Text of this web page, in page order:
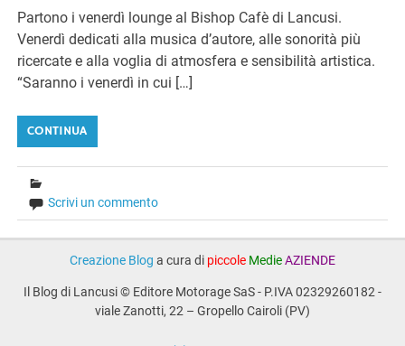
Partono i venerdì lounge al Bishop Cafè di Lancusi.
Venerdì dedicati alla musica d’autore, alle sonorità più
ricercate e alla voglia di atmosfera e sensibilità artistica.
“Saranno i venerdì in cui […]
CONTINUA
Scrivi un commento
Creazione Blog a cura di piccole MedieAZIENDE
Il Blog di Lancusi © Editore Motorage SaS - P.IVA 02329260182 -
viale Zanotti, 22 – Gropello Cairoli (PV)